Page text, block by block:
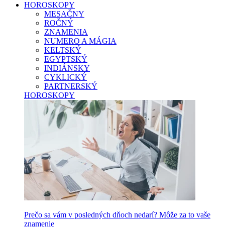
HOROSKOPY
MESAČNY
ROČNÝ
ZNAMENIA
NUMERO A MÁGIA
KELTSKÝ
EGYPTSKÝ
INDIÁNSKY
CYKLICKÝ
PARTNERSKÝ
HOROSKOPY
Prečo sa vám v posledných dňoch nedarí? Môže za to vaše
znamenie